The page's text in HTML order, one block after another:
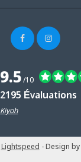
9.5/10
2195 Évaluations
Kiyoh
Lightspeed - Design by